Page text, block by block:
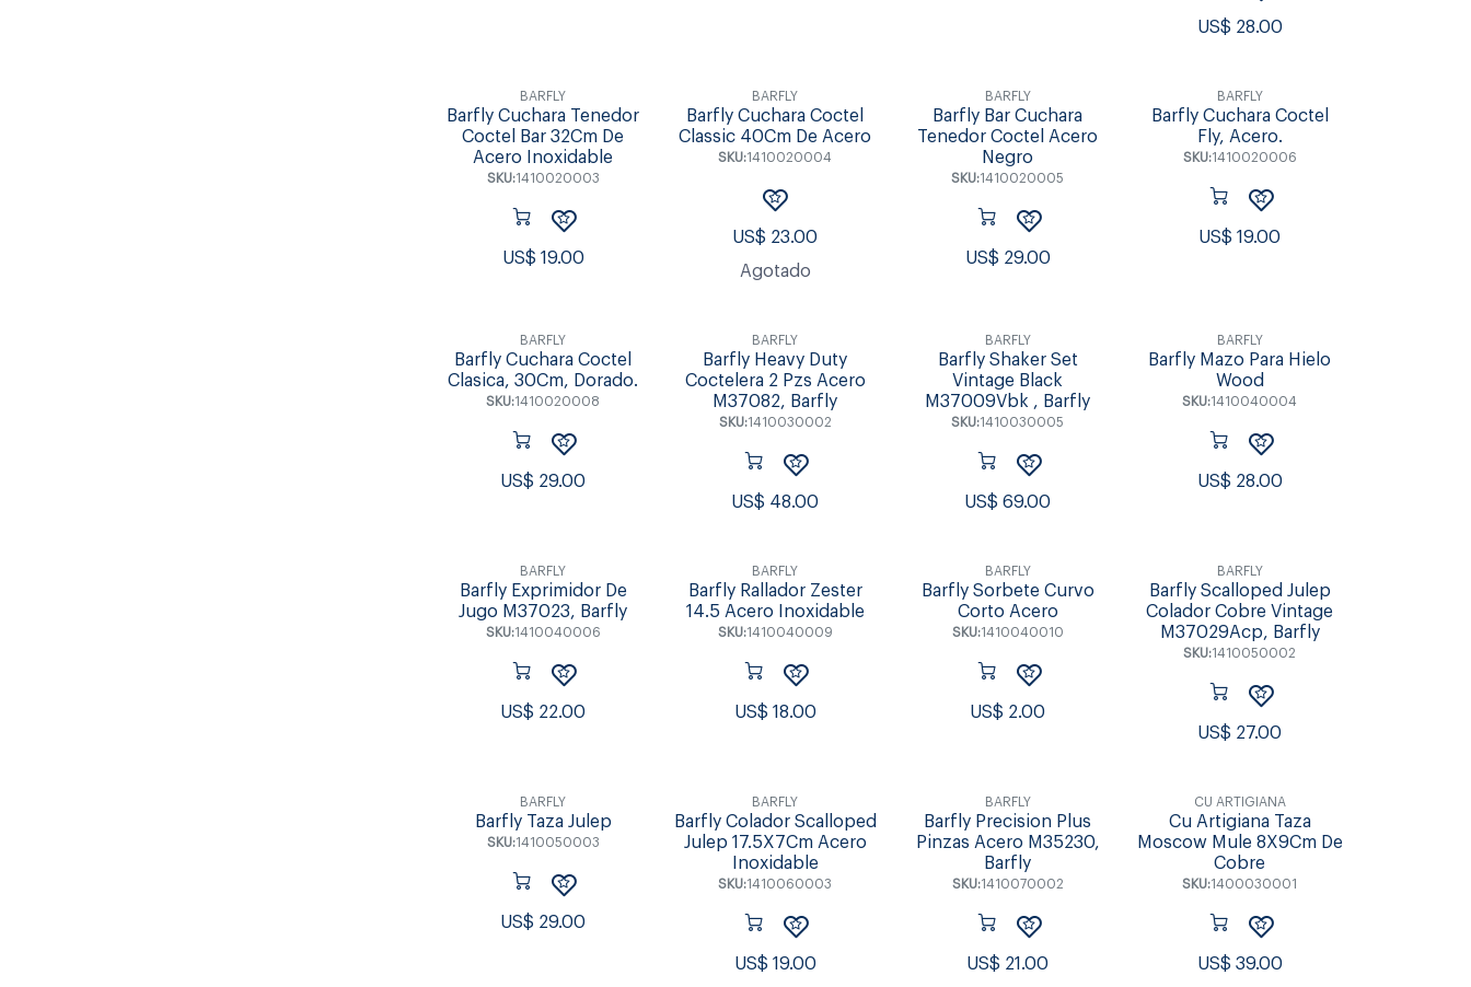
US$ 28.00
BARFLY
Barfly Cuchara Tenedor
Coctel Bar 32Cm De
Acero Inoxidable
SKU:1410020003
US$ 19.00
BARFLY
Barfly Cuchara Coctel
Classic 40Cm De Acero
SKU:1410020004
US$ 23.00
Agotado
BARFLY
Barfly Bar Cuchara
Tenedor Coctel Acero
Negro
SKU:1410020005
US$ 29.00
BARFLY
Barfly Cuchara Coctel
Fly, Acero.
SKU:1410020006
US$19.00
BARFLY
Barfly Cuchara Coctel
Clasica, 30Cm, Dorado.
SKU:1410020008
US$ 29.00
BARFLY
Barfly Heavy Duty
Coctelera 2 Pzs Acero
M37082, Barfly
SKU:1410030002
US$ 48.00
BARFLY
Barfly Shaker Set
Vintage Black
M37009Vbk , Barfly
SKU:1410030005
US$69.00
BARFLY
Barfly Mazo Para Hielo
Wood
SKU:1410040004
US$ 28.00
BARFLY
Barfly Exprimidor De
Jugo M37023, Barfly
SKU:1410040006
US$ 22.00
BARFLY
Barfly Rallador Zester
14.5 Acero Inoxidable
SKU:1410040009
US$ 18.00
BARFLY
Barfly Sorbete Curvo
Corto Acero
SKU:1410040010
US$ 2.00
BARFLY
Barfly Scalloped Julep
Colador Cobre Vintage
M37029Acp, Barfly
SKU:1410050002
US$ 27.00
BARFLY
Barfly Taza Julep
SKU:1410050003
US$ 29.00
BARFLY
Barfly Colador Scalloped
Julep 17.5X7Cm Acero
Inoxidable
SKU:1410060003
US$ 19.00
BARFLY
Barfly Precision Plus
Pinzas Acero M35230,
Barfly
SKU:1410070002
US$ 21.00
CU ARTIGIANA
Cu Artigiana Taza
Moscow Mule 8X9Cm De
Cobre
SKU:1400030001
US$ 39.00